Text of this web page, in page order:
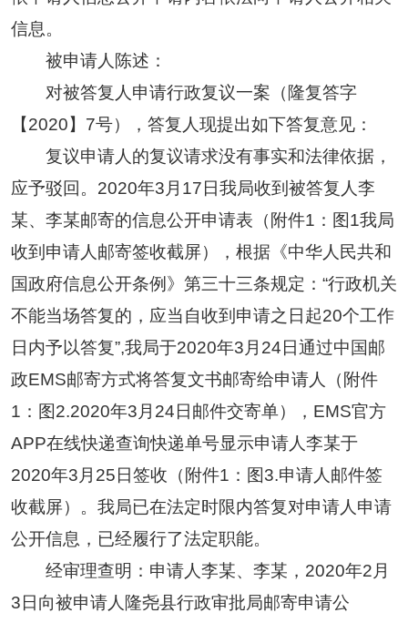
信息。
被申请人陈述：
对被答复人申请行政复议一案（隆复答字
【2020】7号），答复人现提出如下答复意见：
复议申请人的复议请求没有事实和法律依据，
应予驳回。2020年3月17日我局收到被答复人李
某、李某邮寄的信息公开申请表（附件1：图1我局
收到申请人邮寄签收截屏），根据《中华人民共和
国政府信息公开条例》第三十三条规定：“行政机关
不能当场答复的，应当自收到申请之日起20个工作
日内予以答复”,我局于2020年3月24日通过中国邮
政EMS邮寄方式将答复文书邮寄给申请人（附件
1：图2.2020年3月24日邮件交寄单），EMS官方
APP在线快递查询快递单号显示申请人李某于
2020年3月25日签收（附件1：图3.申请人邮件签
收截屏）。我局已在法定时限内答复对申请人申请
公开信息，已经履行了法定职能。
经审理查明：申请人李某、李某，2020年2月
3日向被申请人隆尧县行政审批局邮寄申请公